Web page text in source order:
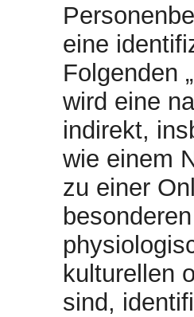
eine
Folgenden
wird eine
indirekt,
wie einem
zu einer
kulturellen
sind,